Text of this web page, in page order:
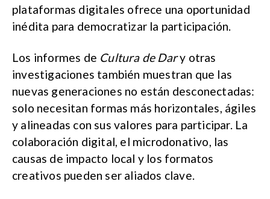
plataformas digitales ofrece una oportunidad
inédita para democratizar la participación.
Los informes de Cultura de Dary otras
investigaciones también muestran que las
nuevas generaciones no están desconectadas:
solo necesitan formas más horizontales, ágiles
y alineadas con sus valores para participar. La
colaboración digital, el microdonativo, las
causas de impacto local y los formatos
creativos pueden ser aliados clave.